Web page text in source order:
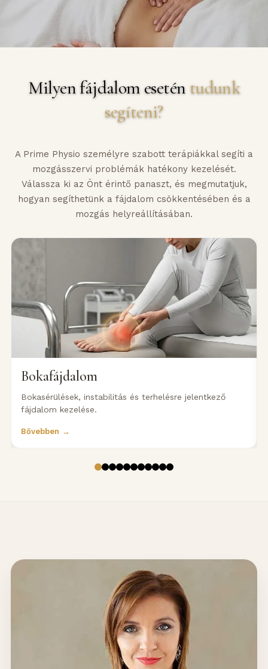
Milyen fájdalom esetén tudunk
segíteni?
A Prime Physio személyre szabott terápiákkal segíti a
mozgásszervi problémák hatékony kezelését.
Válassza ki az Önt érintő panaszt, és megmutatjuk,
hogyan segíthetünk a fájdalom csökkentésében és a
mozgás helyreállításában.
Bokafájdalom
Bokasérülések, instabilitás és terhelésre jelentkező
fájdalom kezelése.
Bővebben